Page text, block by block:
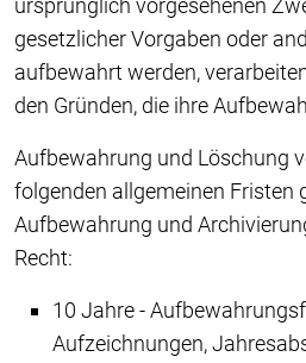
ursprünglich vorgesehenen
gesetzlicher Vorgaben oder
aufbewahrt werden,
den Gründen, die ihre
Aufbewahrung und Löschung
folgenden allgemeinen Fristen
Aufbewahrung und
Recht:
10 Jahre -
Aufzeichnungen,